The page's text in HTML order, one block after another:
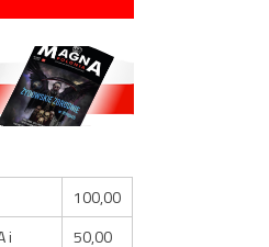
100,00
i
50,00